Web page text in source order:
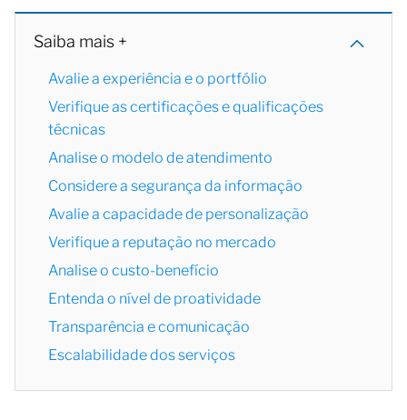
Saiba mais +
Avalie a experiência e o portfólio
Verifique as certificações e qualificações
técnicas
Analise o modelo de atendimento
Considere a segurança da informação
Avalie a capacidade de personalização
Verifique a reputação no mercado
Analise o custo-benefício
Entenda o nível de proatividade
Transparência e comunicação
Escalabilidade dos serviços